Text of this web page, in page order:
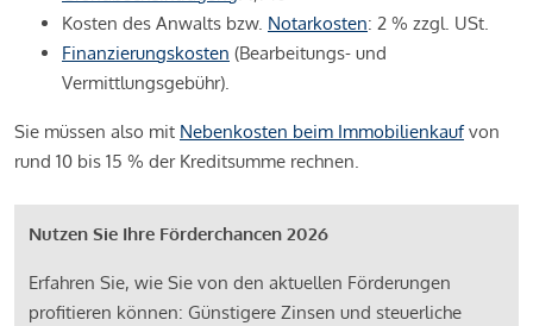
Kosten des Anwalts bzw. Notarkosten: 2 % zzgl. USt.
Finanzierungskosten (Bearbeitungs- und
Vermittlungsgebühr).
Sie müssen also mit Nebenkosten beim Immobilienkaufvon
rund 10 bis 15 % der Kreditsumme rechnen.
Nutzen Sie Ihre Förderchancen 2026
Erfahren Sie, wie Sie von den aktuellen Förderungen
profitieren können: Günstigere Zinsen und steuerliche